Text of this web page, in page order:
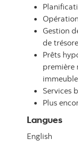
Gestion
de
Prêts
première
Services
Plus
Langues
English